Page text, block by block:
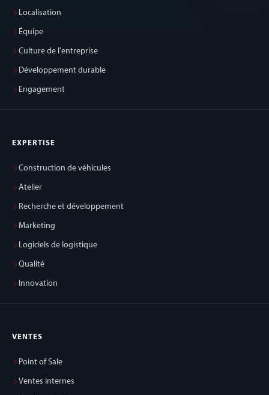
Localisation
Équipe
Culture de l'entreprise
Développement durable
Engagement
EXPERTISE
Construction de véhicules
Atelier
Recherche et développement
Marketing
Logiciels de logistique
Qualité
Innovation
VENTES
Point of Sale
Ventes internes